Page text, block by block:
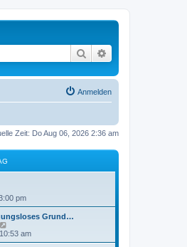
Suche
Anmelden
Zeit: Do Aug 06, 2026 2:36 am
pm
Grund…
e
u
am